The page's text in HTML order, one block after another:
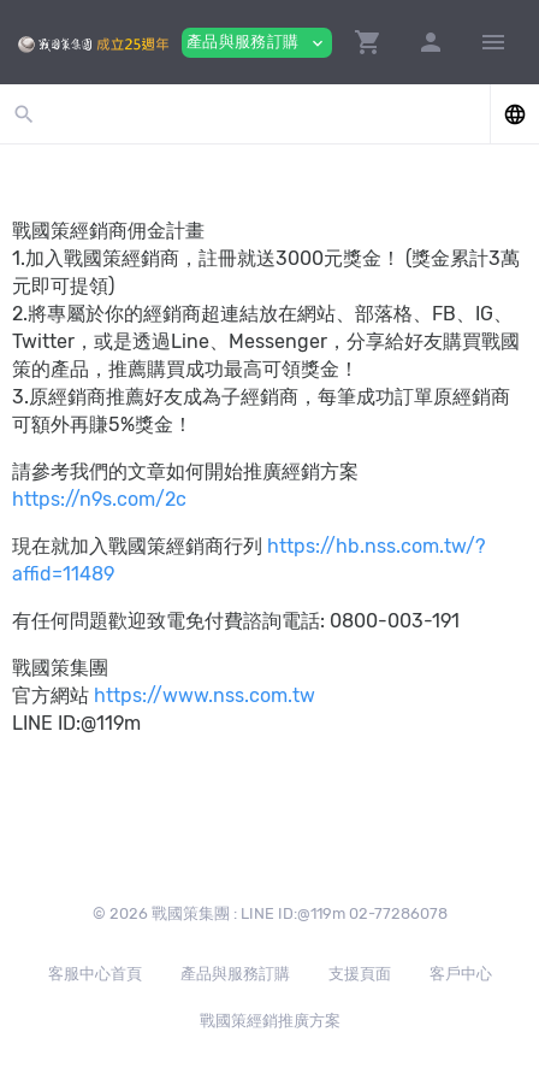
產品與服務訂購 expand_more shopping_cart person menu
search language
戰國策經銷商佣金計畫
1.加入戰國策經銷商，註冊就送3000元獎金！ (獎金累計3萬
元即可提領)
2.將專屬於你的經銷商超連結放在網站、 部落格、 FB、 IG、
Twitter，或是透過Line、 Messenger，分享給好友購買戰國
策的產品，推薦購買成功最高可領獎金！
3.原經銷商推薦好友成為子經銷商，每筆成功訂單原經銷商
可額外再賺5%獎金！
請參考我們的文章如何開始推廣經銷方案
https://n9s.com/2c
現在就加入戰國策經銷商行列 https://hb.nss.com.tw/?
affid=11489
有任何問題歡迎致電免付費諮詢電話: 0800-003-191
戰國策集團
官方網站 https://www.nss.com.tw
LINE ID:@119m
© 2026 戰國策集團 : LINE ID:@119m 02-77286078
客服中心首頁 產品與服務訂購 支援頁面 客戶中心
戰國策經銷推廣方案